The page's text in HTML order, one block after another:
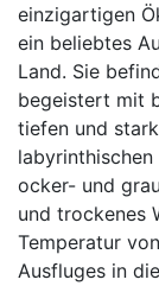
einzigartigen
ein beliebtes
Land. Sie
begeistert mit
tiefen und
ocker- und
und trockenes
Temperatur
Ausfluges in